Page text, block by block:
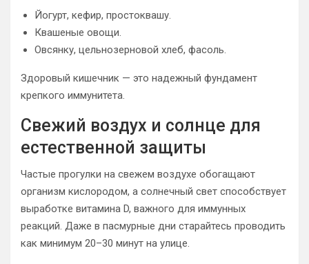
Йогурт, кефир, простоквашу.
Квашеные овощи.
Овсянку, цельнозерновой хлеб, фасоль.
Здоровый кишечник — это надежный фундамент
крепкого иммунитета.
Свежий воздух и солнце для
естественной защиты
Частые прогулки на свежем воздухе обогащают
организм кислородом, а солнечный свет способствует
выработке витамина D, важного для иммунных
реакций. Даже в пасмурные дни старайтесь проводить
как минимум 20–30 минут на улице.